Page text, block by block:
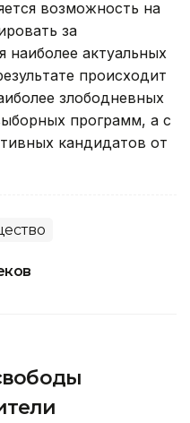
возможность на
за
актуальных
происходит
злободневных
программ, а с
кандидатов от